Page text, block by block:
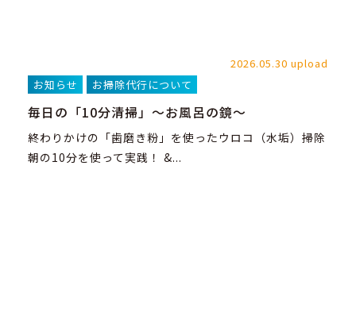
2026.05.30 upload
お知らせ
お掃除代行について
毎日の「10分清掃」～お風呂の鏡～
終わりかけの「歯磨き粉」を使ったウロコ（水垢）掃除
朝の10分を使って実践！ &...